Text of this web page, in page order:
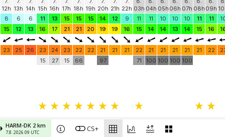
12h 13h 14h 15h 16h 17h 18h 19h 20h 21h 22h 03h 04h 05h 06h 07h 08h 09h
8
6 6 11 13 15 15 15 14 12 9 11 11 10 10 10 11 11
15
12 13 16 17 21 21 20 19 19 16 15 14 14 13 14 15 16
23 25 26 23 24 23 22 22 21 21 21 22 21 21 21 21 21 22
15
27 15 66 97 71 100 100 100 100
HARM-DK 2 km
7.8. 2026 09 UTC CS+